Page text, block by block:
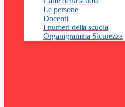
Le persone
Docenti
I numeri della scuola
Organigramma Sicurezza